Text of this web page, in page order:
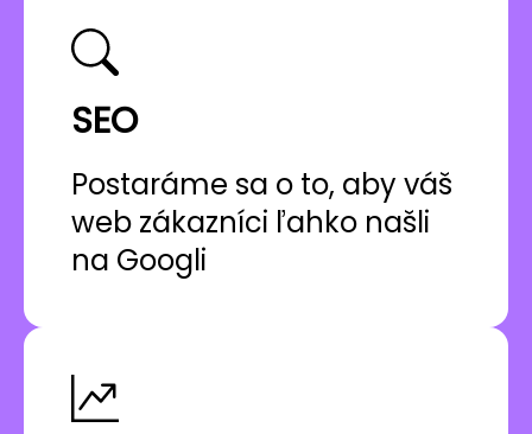
SEO
Postaráme sa o to, aby váš
web zákazníci ľahko našli
na Googli